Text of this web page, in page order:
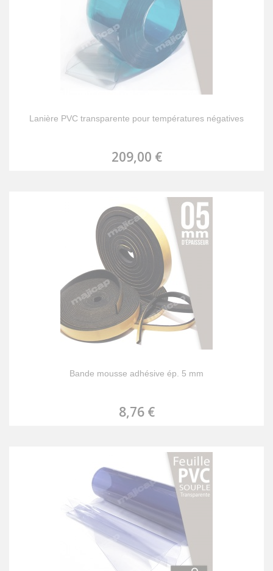
Lanière PVC transparente pour températures négatives
209,00 €
Bande mousse adhésive ép. 5 mm
8,76 €